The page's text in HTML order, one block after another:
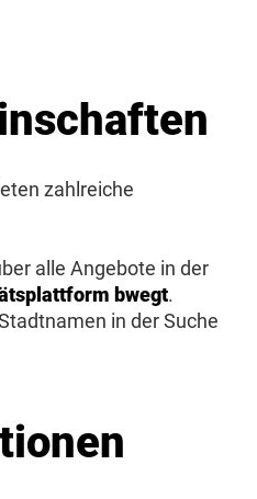
zahlreiche
alle Angebote in der
bwegt.
in der Suche